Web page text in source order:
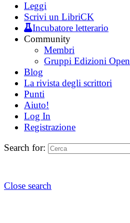
Leggi
Scrivi un LibriCK
Incubatore letterario
Community
Membri
Gruppi Edizioni Open
Blog
La rivista degli scrittori
Punti
Aiuto!
Log In
Registrazione
Search for:
Close search